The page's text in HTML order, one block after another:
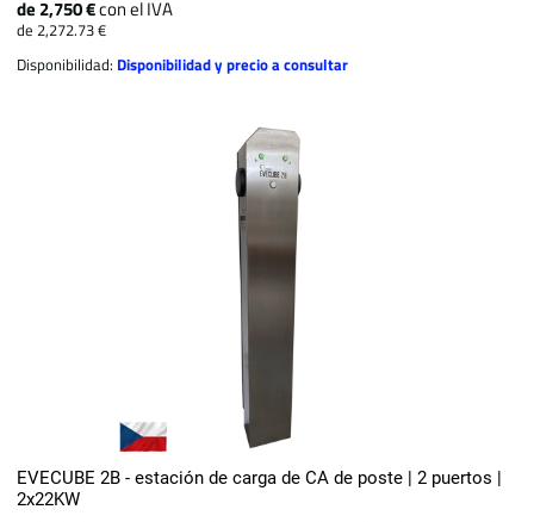
de 2,750 €con el IVA
de 2,272.73 €
Disponibilidad: Disponibilidad y precio a consultar
EVECUBE 2B - estación de carga de CA de poste | 2 puertos |
2x22KW